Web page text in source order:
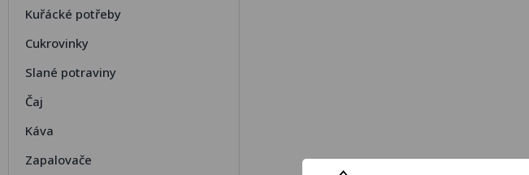
Kuřácké potřeby
Cukrovinky
Slané potraviny
Čaj
Káva
Zapalovače